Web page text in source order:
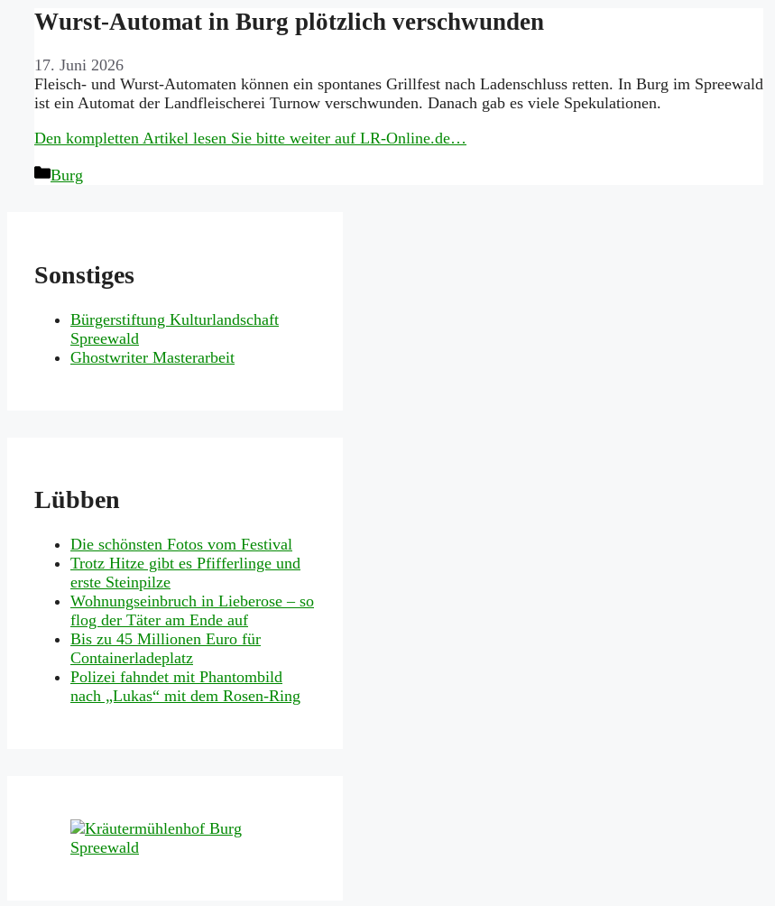
Wurst-Automat in Burg plötzlich verschwunden
17. Juni 2026
Fleisch- und Wurst-Automaten können ein spontanes Grillfest nach Ladenschluss retten. In Burg im Spreewald
ist ein Automat der Landfleischerei Turnow verschwunden. Danach gab es viele Spekulationen.
Den kompletten Artikel lesen Sie bitte weiter auf LR-Online.de…
Kategorien
Burg
Sonstiges
Bürgerstiftung Kulturlandschaft
Spreewald
Ghostwriter Masterarbeit
Lübben
Die schönsten Fotos vom Festival
Trotz Hitze gibt es Pfifferlinge und
erste Steinpilze
Wohnungseinbruch in Lieberose – so
flog der Täter am Ende auf
Bis zu 45 Millionen Euro für
Containerladeplatz
Polizei fahndet mit Phantombild
nach „Lukas“ mit dem Rosen-Ring